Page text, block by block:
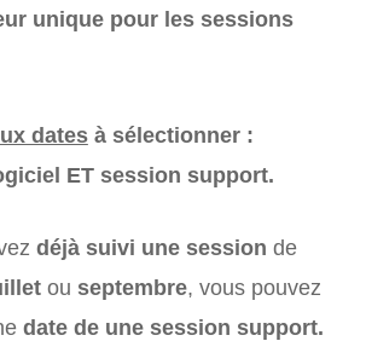
unique pour les sessions
datesà sélectionner :
ET session support.
déjà suivi une session de
ou septembre, vous pouvez
date de une session support.